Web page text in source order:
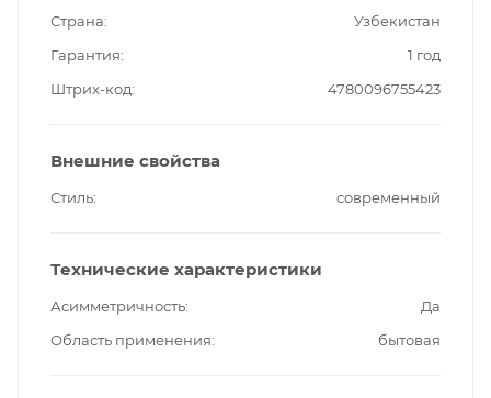
Страна
Узбекистан
Гарантия
1 год
Штрих-код
4780096755423
Внешние свойства
Стиль современный
Технические характеристики
Асимметричность
Да
Область применения
бытовая